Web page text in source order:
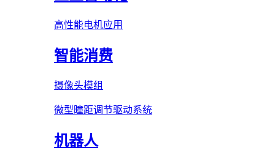
高性能电机应用
智能消费
摄像头模组
微型瞳距调节驱动系统
机器人